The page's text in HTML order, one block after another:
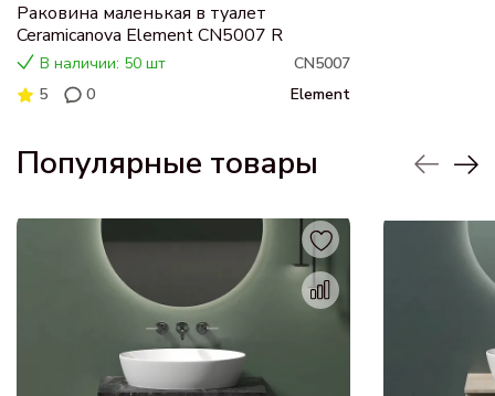
Раковина маленькая в туалет
Ceramicanova Element CN5007 R
В наличии: 50 шт
CN5007
5
0 Element
Популярные товары